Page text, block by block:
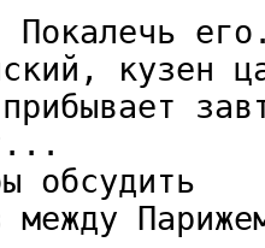
кузен
обсудить
между